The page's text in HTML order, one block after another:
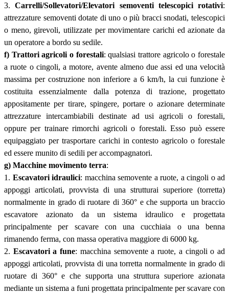
3.Carrelli/Sollevatori/Elevatori semoventi telescopici rotativi:
attrezzature semoventi dotate di uno o più bracci snodati, telescopici
o meno, girevoli, utilizzate per movimentare carichi ed azionate da
un operatore a bordo su sedile.
f) Trattori agricoli o forestali: qualsiasi trattore agricolo o forestale
a ruote o cingoli, a motore, avente almeno due assi ed una velocità
massima per costruzione non inferiore a 6 km/h, la cui funzione è
costituita essenzialmente dalla potenza di trazione, progettato
appositamente per tirare, spingere, portare o azionare determinate
attrezzature intercambiabili destinate ad usi agricoli o forestali,
oppure per trainare rimorchi agricoli o forestali. Esso può essere
equipaggiato per trasportare carichi in contesto agricolo o forestale
ed essere munito di sedili per accompagnatori.
g) Macchine movimento terra:
1. Escavatori idraulici: macchina semovente a ruote, a cingoli o ad
appoggi articolati, provvista di una strutturai superiore (torretta)
normalmente in grado di ruotare di 360° e che supporta un braccio
escavatore azionato da un sistema idraulico e progettata
principalmente per scavare con una cucchiaia o una benna
rimanendo ferma, con massa operativa maggiore di 6000 kg.
2. Escavatori a fune: macchina semovente a ruote, a cingoli o ad
appoggi articolati, provvista di una torretta normalmente in grado di
ruotare di 360° e che supporta una struttura superiore azionata
mediante un sistema a funi progettata principalmente per scavare con